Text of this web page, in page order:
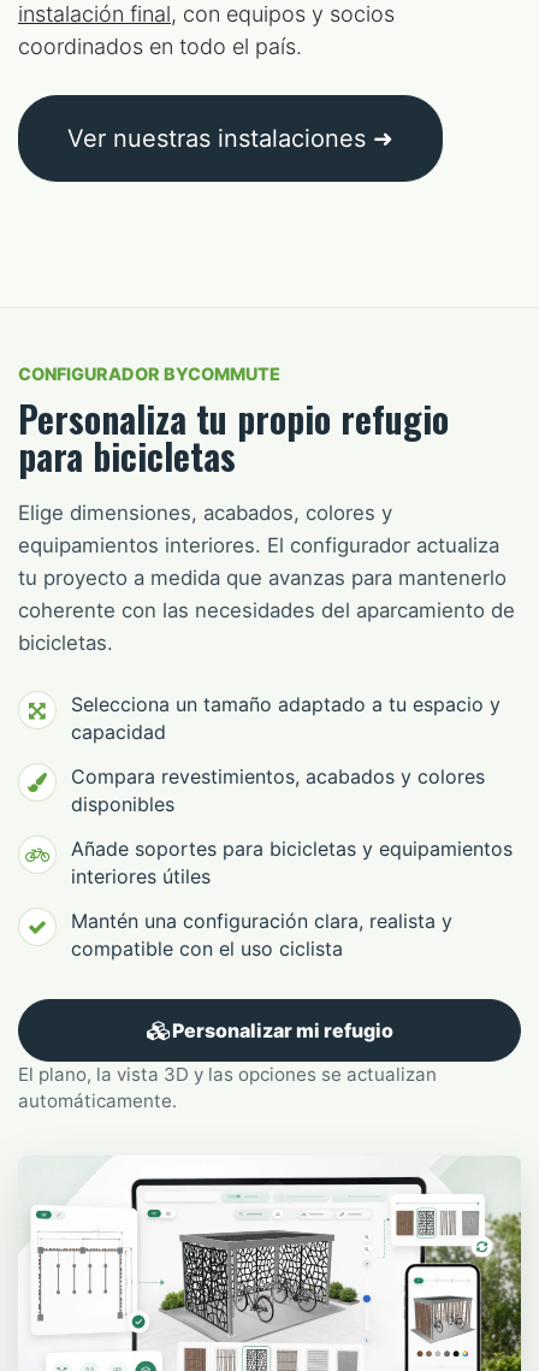
instalación final, con equipos y socios
coordinados en todo el país.
Ver nuestras instalaciones ➜
CONFIGURADOR BYCOMMUTE
Personaliza tu propio refugio
para bicicletas
Elige dimensiones, acabados, colores y
equipamientos interiores. El configurador actualiza
tu proyecto a medida que avanzas para mantenerlo
coherente con las necesidades del aparcamiento de
bicicletas.
Selecciona un tamaño adaptado a tu espacio y
capacidad
Compara revestimientos, acabados y colores
disponibles
Añade soportes para bicicletas y equipamientos
interiores útiles
Mantén una configuración clara, realista y
compatible con el uso ciclista
Personalizar mi refugio
El plano, la vista 3D y las opciones se actualizan
automáticamente.